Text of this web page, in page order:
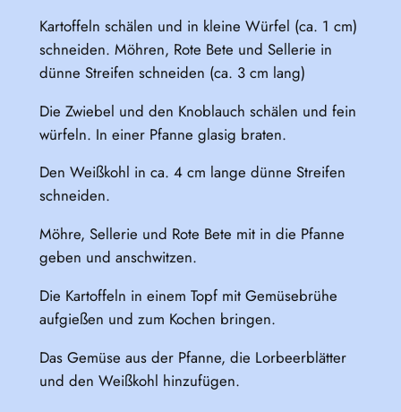
Kartoffeln schälen und in kleine Würfel (ca. 1 cm)
schneiden. Möhren, Rote Bete und Sellerie in
dünne Streifen schneiden (ca. 3 cm lang)
Die Zwiebel und den Knoblauch schälen und fein
würfeln. In einer Pfanne glasig braten.
Den Weißkohl in ca. 4 cm lange dünne Streifen
schneiden.
Möhre, Sellerie und Rote Bete mit in die Pfanne
geben und anschwitzen.
Die Kartoffeln in einem Topf mit Gemüsebrühe
aufgießen und zum Kochen bringen.
Das Gemüse aus der Pfanne, die Lorbeerblätter
und den Weißkohl hinzufügen.